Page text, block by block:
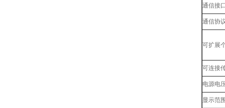
通信接
通信协
可扩展
可连接
电源电
显示范